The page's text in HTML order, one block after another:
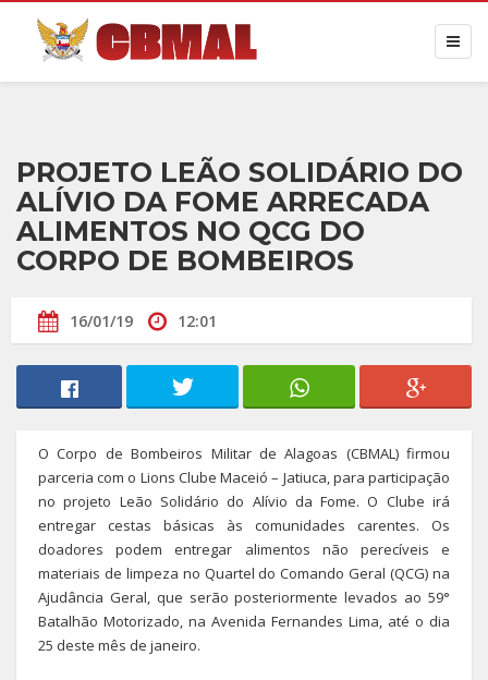
PROJETO LEÃO SOLIDÁRIO DO
ALÍVIO DA FOME ARRECADA
ALIMENTOS NO QCG DO
CORPO DE BOMBEIROS
16/01/19 12:01
O Corpo de Bombeiros Militar de Alagoas (CBMAL) firmou
parceria com o Lions Clube Maceió – Jatiuca, para participação
no projeto Leão Solidário do Alívio da Fome. O Clube irá
entregar cestas básicas às comunidades carentes. Os
doadores podem entregar alimentos não perecíveis e
materiais de limpeza no Quartel do Comando Geral (QCG) na
Ajudância Geral, que serão posteriormente levados ao 59°
Batalhão Motorizado, na Avenida Fernandes Lima, até o dia
25 deste mês de janeiro.